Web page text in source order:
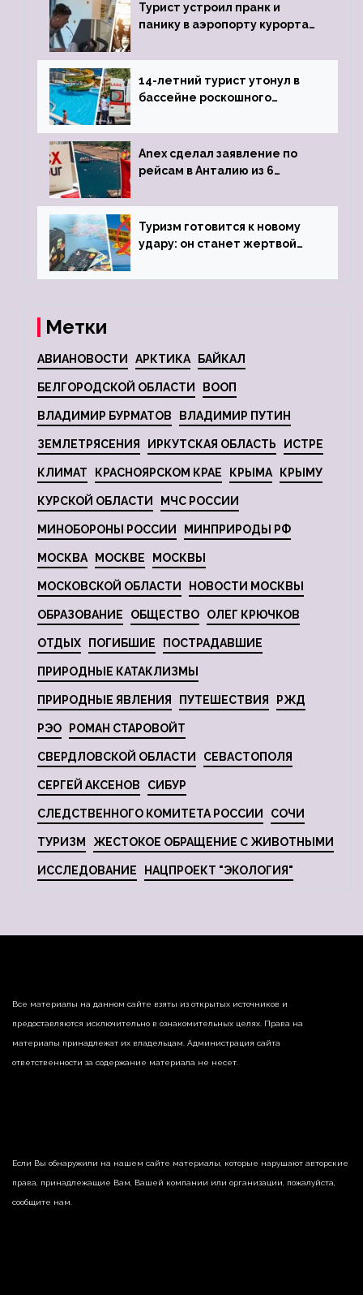
Турист устроил пранк и
панику в аэропорту курорта,
задержке рейса
14-летний турист утонул в
бассейне роскошного
Anex сделал заявление по
рейсам в Анталию из 6
Туризм готовится к новому
удару: он станет жертвой
Метки
АВИАНОВОСТИ АРКТИКА БАЙКАЛ
БЕЛГОРОДСКОЙ ОБЛАСТИ ВООП
ВЛАДИМИР БУРМАТОВ ВЛАДИМИР ПУТИН
ЗЕМЛЕТРЯСЕНИЯ ИРКУТСКАЯ ОБЛАСТЬ ИСТРЕ
КЛИМАТ КРАСНОЯРСКОМ КРАЕ КРЫМА КРЫМУ
КУРСКОЙ ОБЛАСТИ МЧС РОССИИ
МИНОБОРОНЫ РОССИИ МИНПРИРОДЫ РФ
МОСКВА МОСКВЕ МОСКВЫ
МОСКОВСКОЙ ОБЛАСТИ НОВОСТИ МОСКВЫ
ОБРАЗОВАНИЕ ОБЩЕСТВО ОЛЕГ КРЮЧКОВ
ОТДЫХ ПОГИБШИЕ ПОСТРАДАВШИЕ
ПРИРОДНЫЕ КАТАКЛИЗМЫ
ПРИРОДНЫЕ ЯВЛЕНИЯ ПУТЕШЕСТВИЯ РЖД
РЭО РОМАН СТАРОВОЙТ
СВЕРДЛОВСКОЙ ОБЛАСТИ СЕВАСТОПОЛЯ
СЕРГЕЙ АКСЕНОВ СИБУР
СЛЕДСТВЕННОГО КОМИТЕТА РОССИИ СОЧИ
ТУРИЗМ ЖЕСТОКОЕ ОБРАЩЕНИЕ С ЖИВОТНЫМИ
ИССЛЕДОВАНИЕ НАЦПРОЕКТ "ЭКОЛОГИЯ"
Все материалы на данном сайте взяты из открытых источников и
предоставляются исключительно в ознакомительных целях. Права на
материалы принадлежат их владельцам. Администрация сайта
ответственности за содержание материала не несет.
Если Вы обнаружили на нашем сайте материалы, которые нарушают авторские
права, принадлежащие Вам, Вашей компании или организации, пожалуйста,
сообщите нам.